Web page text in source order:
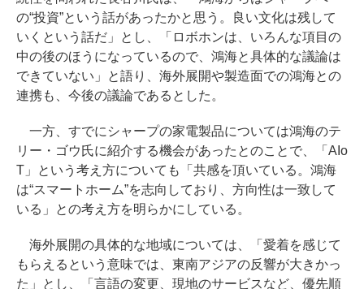
の“投資”という話があったかと思う。良い文化は残して
いくという話だ」とし、「ロボホンは、いろんな項目の
中の後のほうになっているので、鴻海と具体的な議論は
できていない」と語り、海外展開や製造面での鴻海との
連携も、今後の議論であるとした。
一方、すでにシャープの家電製品については鴻海のテ
リー・ゴウ氏に紹介する機会があったとのことで、「AIo
T」という考え方についても「共感を頂いている。鴻海
は“スマートホーム”を志向しており、方向性は一致して
いる」との考え方を明らかにしている。
海外展開の具体的な地域については、「愛着を感じて
もらえるという意味では、東南アジアの反響が大きかっ
た」とし、「言語の変更、現地のサービスなど、優先順